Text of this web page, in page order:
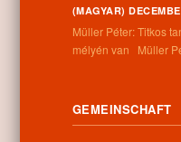
Anschrift:
4262 Nyíracsád, Kassai u. 4.
Telefonnummer:
Dienstag: 9:00-12:00 13:00-
(MAGYAR)
Müller Péter: Titkos
mélyén van Müller
GEMEINSCHAFT